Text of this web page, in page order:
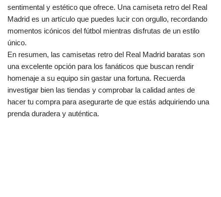
sentimental y estético que ofrece. Una camiseta retro del Real
Madrid es un artículo que puedes lucir con orgullo, recordando
momentos icónicos del fútbol mientras disfrutas de un estilo
único.
En resumen, las camisetas retro del Real Madrid baratas son
una excelente opción para los fanáticos que buscan rendir
homenaje a su equipo sin gastar una fortuna. Recuerda
investigar bien las tiendas y comprobar la calidad antes de
hacer tu compra para asegurarte de que estás adquiriendo una
prenda duradera y auténtica.